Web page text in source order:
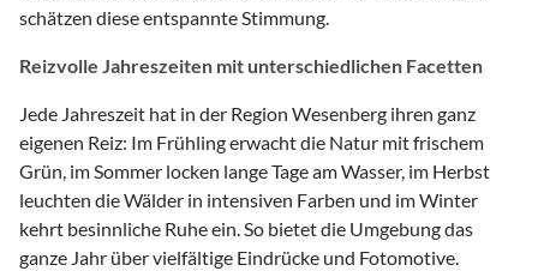
schätzen diese entspannte Stimmung.
Reizvolle Jahreszeiten mit unterschiedlichen Facetten
Jede Jahreszeit hat in der Region Wesenberg ihren ganz
eigenen Reiz: Im Frühling erwacht die Natur mit frischem
Grün, im Sommer locken lange Tage am Wasser, im Herbst
leuchten die Wälder in intensiven Farben und im Winter
kehrt besinnliche Ruhe ein. So bietet die Umgebung das
ganze Jahr über vielfältige Eindrücke und Fotomotive.